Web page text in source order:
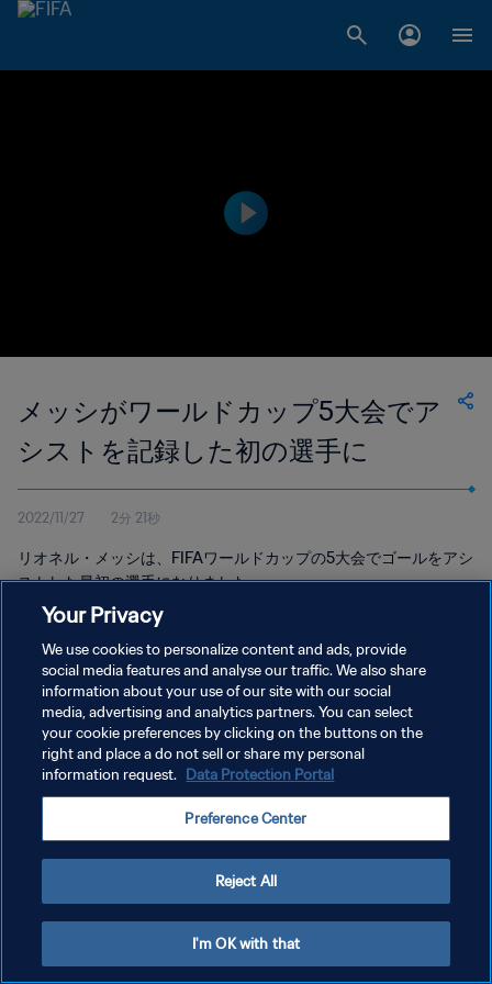
メッシがワールドカップ5大会でア
シストを記録した初の選手に
2022/11/27 2分 21秒
リオネル・メッシは、FIFAワールドカップの5大会でゴールをアシ
ストした最初の選手になりました。
プライバシーポリシー
サービス利用規約
クッキー設定の管理
Your Privacy
We use cookies to personalize content and ads, provide
social media features and analyse our traffic. We also share
information about your use of our site with our social
media, advertising and analytics partners. You can select
your cookie preferences by clicking on the buttons on the
right and place a do not sell or share my personal
information request. Data Protection Portal
Preference Center
Reject All
I'm OK with that